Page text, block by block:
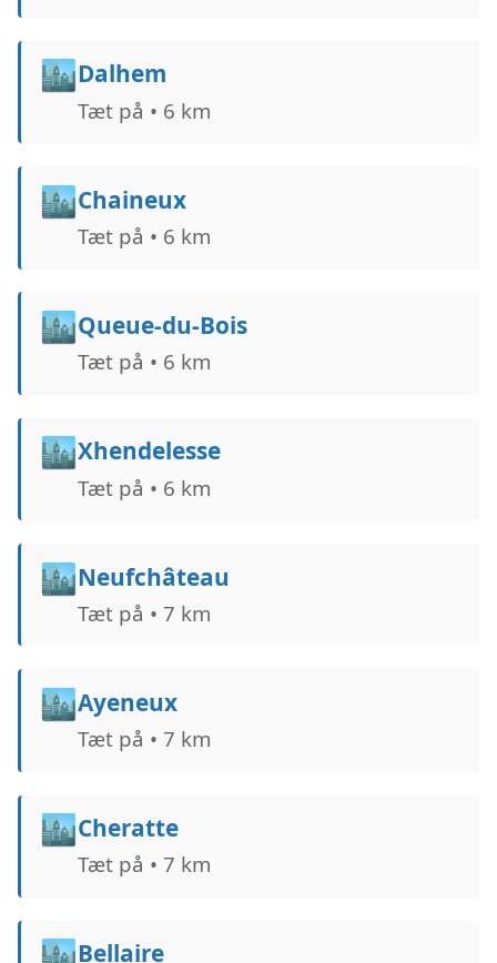
🏙️Dalhem
Tæt på • 6 km
🏙️Chaineux
Tæt på • 6 km
🏙️Queue-du-Bois
Tæt på • 6 km
🏙️Xhendelesse
Tæt på • 6 km
🏙️Neufchâteau
Tæt på • 7 km
🏙️Ayeneux
Tæt på • 7 km
🏙️Cheratte
Tæt på • 7 km
🏙️Bellaire